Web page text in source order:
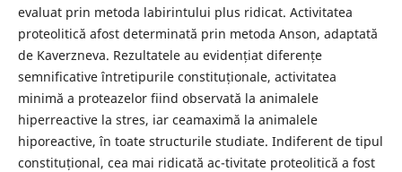
evaluat prin metoda labirintului plus ridicat. Activitatea
proteolitică afost determinată prin metoda Anson, adaptată
de Kaverzneva. Rezultatele au evidențiat diferențe
semnificative întretipurile constituționale, activitatea
minimă a proteazelor fiind observată la animalele
hiperreactive la stres, iar ceamaximă la animalele
hiporeactive, în toate structurile studiate. Indiferent de tipul
constituțional, cea mai ridicată ac-tivitate proteolitică a fost